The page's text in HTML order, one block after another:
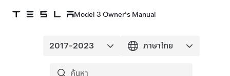
Model 3 Owner's Manual